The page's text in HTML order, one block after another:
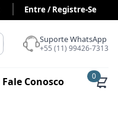
Entre / Registre-Se
Suporte WhatsApp
+55 (11) 99426-7313
Fale Conosco 0